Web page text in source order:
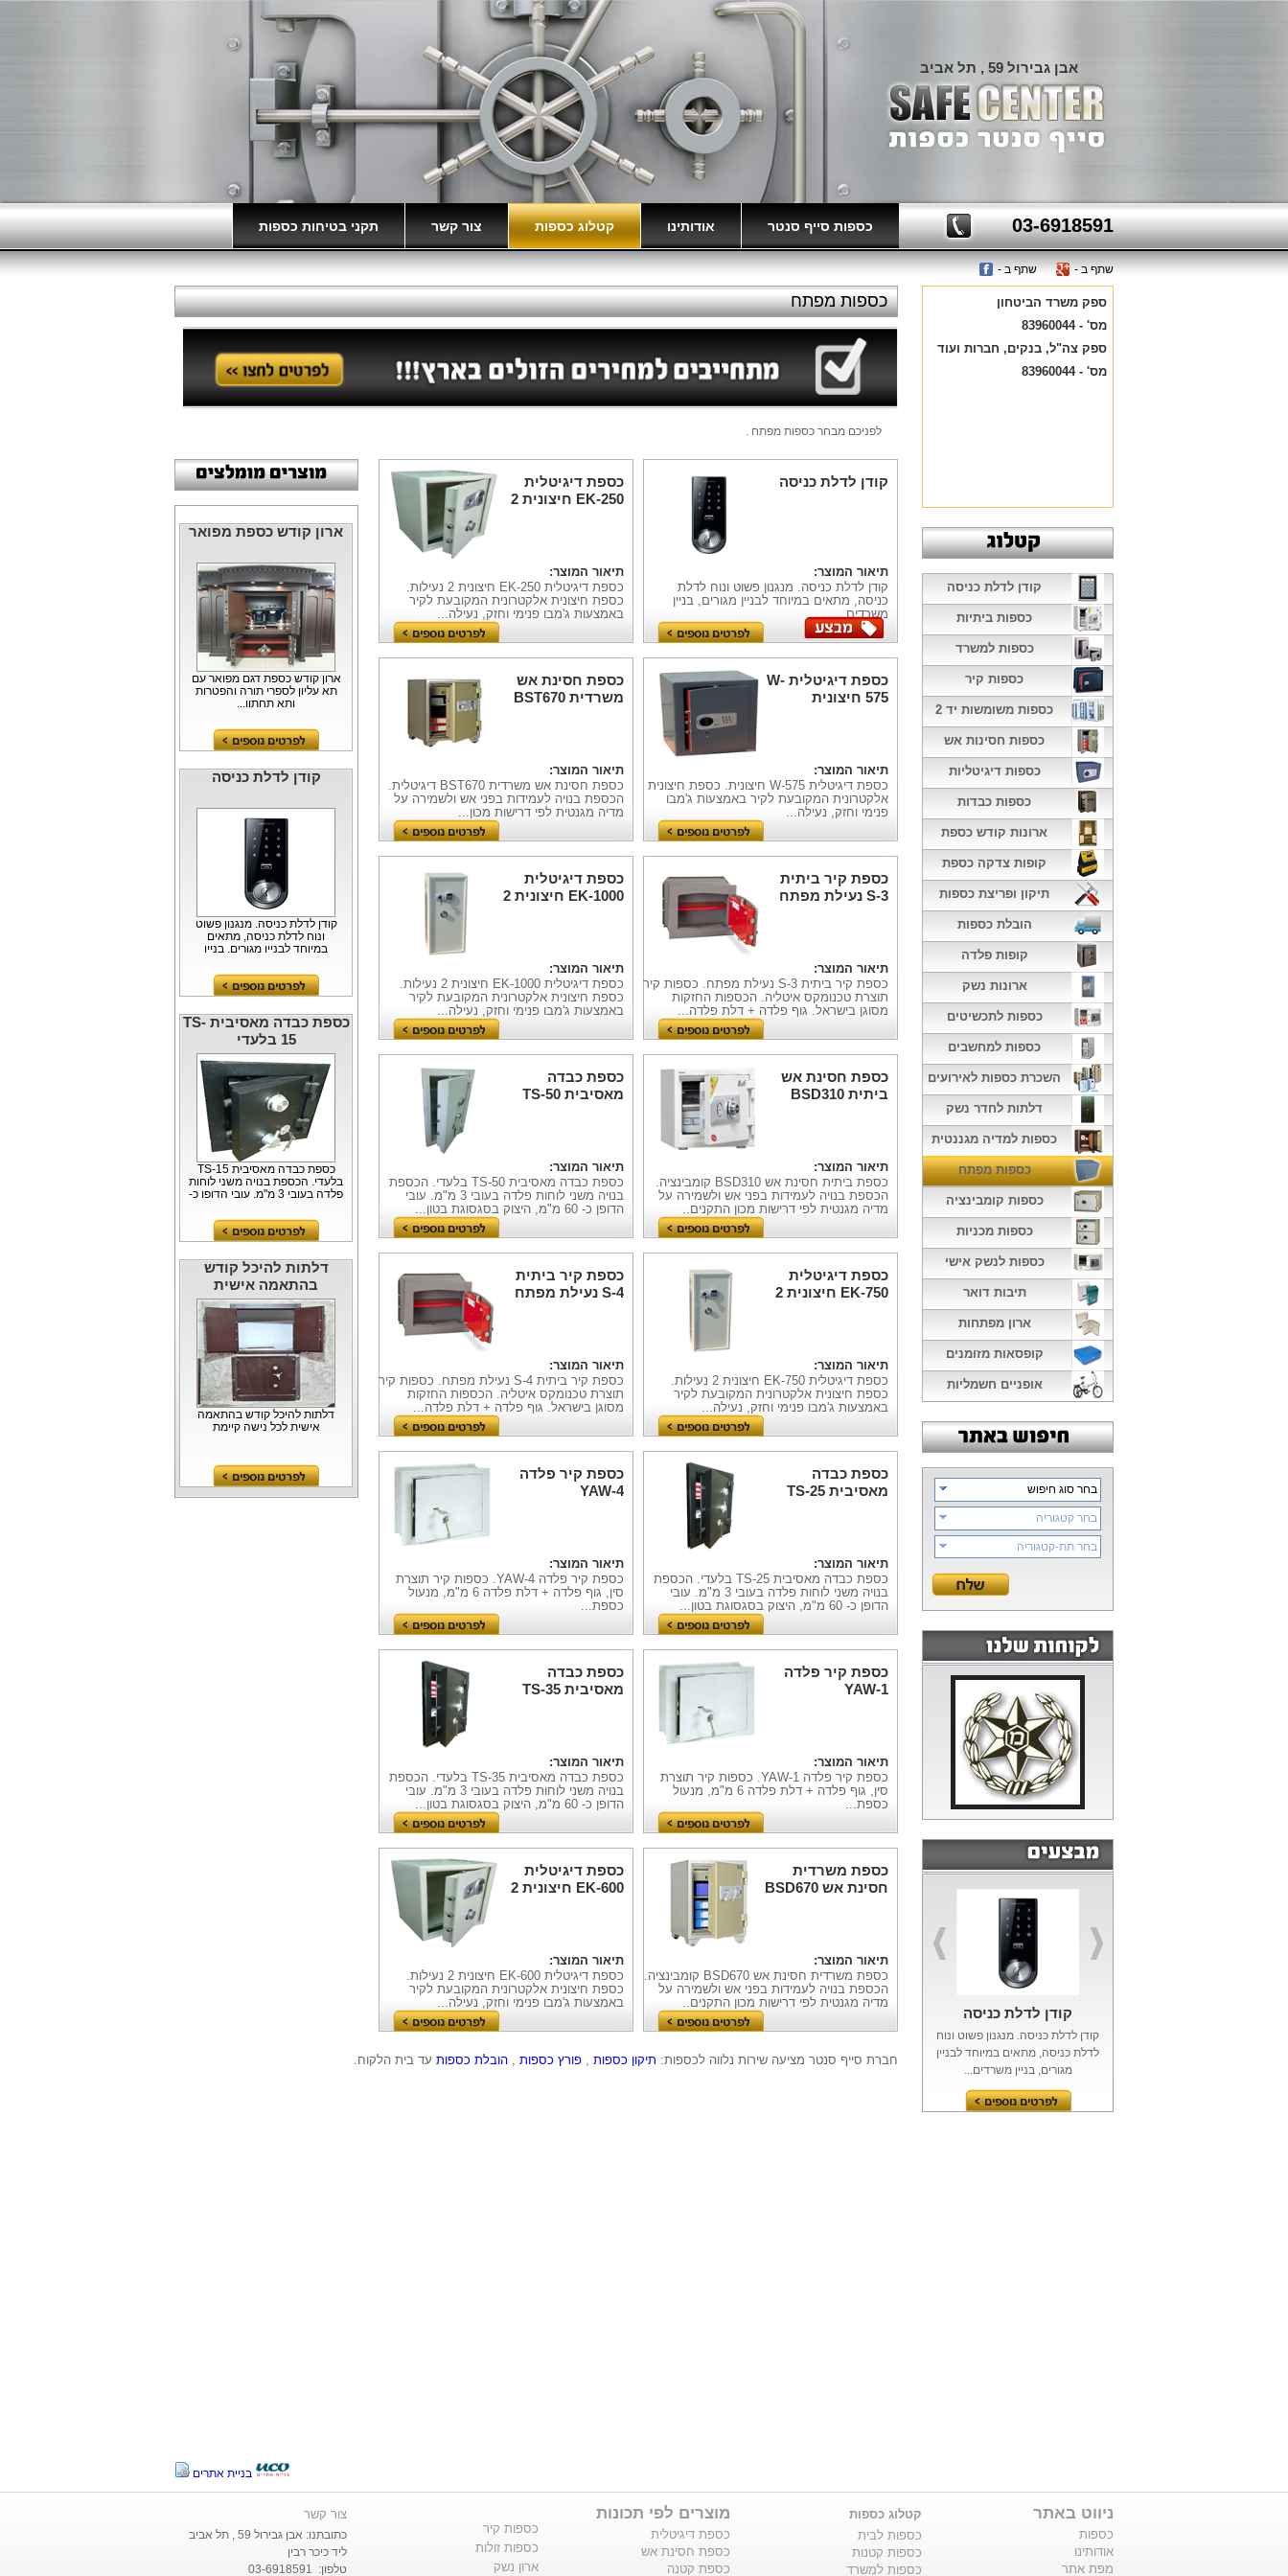
אבן גבירול 59 , תל אביב
03-6918591 כספות סייף סנטר אודותינו קטלוג כספות צור קשר תקני בטיחות כספות
מדריכים איך לבחור כספת? אופניים חשמליות שתף ב - שתף ב -
כספות מפתח
לפניכם מבחר כספות מפתח .
ארון קודש כספת מפואר
ארון קודש כספת דגם מפואר עם
תא עליון לספרי תורה והפטרות
ותא תחתון...
קודן לדלת כניסה
קודן לדלת כניסה. מנגנון פשוט
ונוח לדלת כניסה, מתאים
במיוחד לבניין מגורים, בניין
כספת כבדה מאסיבית TS-
15 בלעדי
כספת כבדה מאסיבית TS-15
בלעדי. הכספת בנויה משני לוחות
פלדה בעובי 3 מ"מ. עובי הדופן כ-
דלתות להיכל קודש
בהתאמה אישית
דלתות להיכל קודש בהתאמה
אישית לכל נישה קיימת
קודן לדלת כניסה
תיאור המוצר:
קודן לדלת כניסה. מנגנון פשוט ונוח לדלת
כניסה, מתאים במיוחד לבניין מגורים, בניין
משרדים...
כספת דיגיטלית
EK-250 חיצונית 2
תיאור המוצר:
כספת דיגיטלית EK-250 חיצונית 2 נעילות.
כספת חיצונית אלקטרונית המקובעת לקיר
באמצעות ג'מבו פנימי וחזק, נעילה...
כספת דיגיטלית W-
575 חיצונית
תיאור המוצר:
כספת דיגיטלית W-575 חיצונית. כספת חיצונית
אלקטרונית המקובעת לקיר באמצעות ג'מבו
פנימי וחזק, נעילה...
כספת חסינת אש
משרדית BST670
תיאור המוצר:
כספת חסינת אש משרדית BST670 דיגיטלית.
הכספת בנויה לעמידות בפני אש ולשמירה על
מדיה מגנטית לפי דרישות מכון...
כספת קיר ביתית
S-3 נעילת מפתח
תיאור המוצר:
כספת קיר ביתית S-3 נעילת מפתח. כספות קיר
תוצרת טכנומקס איטליה. הכספות החזקות
מסוגן בישראל. גוף פלדה + דלת פלדה...
כספת דיגיטלית
EK-1000 חיצונית 2
תיאור המוצר:
כספת דיגיטלית EK-1000 חיצונית 2 נעילות.
כספת חיצונית אלקטרונית המקובעת לקיר
באמצעות ג'מבו פנימי וחזק, נעילה...
כספת חסינת אש
ביתית BSD310
תיאור המוצר:
כספת ביתית חסינת אש BSD310 קומבינציה.
הכספת בנויה לעמידות בפני אש ולשמירה על
מדיה מגנטית לפי דרישות מכון התקנים..
כספת כבדה
מאסיבית TS-50
תיאור המוצר:
כספת כבדה מאסיבית TS-50 בלעדי. הכספת
בנויה משני לוחות פלדה בעובי 3 מ"מ. עובי
הדופן כ- 60 מ"מ, היצוק בסגסוגת בטון...
כספת דיגיטלית
EK-750 חיצונית 2
תיאור המוצר:
כספת דיגיטלית EK-750 חיצונית 2 נעילות.
כספת חיצונית אלקטרונית המקובעת לקיר
באמצעות ג'מבו פנימי וחזק, נעילה...
כספת קיר ביתית
S-4 נעילת מפתח
תיאור המוצר:
כספת קיר ביתית S-4 נעילת מפתח. כספות קיר
תוצרת טכנומקס איטליה. הכספות החזקות
מסוגן בישראל. גוף פלדה + דלת פלדה...
כספת כבדה
מאסיבית TS-25
תיאור המוצר:
כספת כבדה מאסיבית TS-25 בלעדי. הכספת
בנויה משני לוחות פלדה בעובי 3 מ"מ. עובי
הדופן כ- 60 מ"מ, היצוק בסגסוגת בטון...
כספת קיר פלדה
YAW-4
תיאור המוצר:
כספת קיר פלדה YAW-4. כספות קיר תוצרת
סין, גוף פלדה + דלת פלדה 6 מ"מ, מנעול
כספת...
כספת קיר פלדה
YAW-1
תיאור המוצר:
כספת קיר פלדה YAW-1. כספות קיר תוצרת
סין, גוף פלדה + דלת פלדה 6 מ"מ, מנעול
כספת...
כספת כבדה
מאסיבית TS-35
תיאור המוצר:
כספת כבדה מאסיבית TS-35 בלעדי. הכספת
בנויה משני לוחות פלדה בעובי 3 מ"מ. עובי
הדופן כ- 60 מ"מ, היצוק בסגסוגת בטון...
כספת משרדית
חסינת אש BSD670
תיאור המוצר:
כספת משרדית חסינת אש BSD670 קומבינציה.
הכספת בנויה לעמידות בפני אש ולשמירה על
מדיה מגנטית לפי דרישות מכון התקנים..
כספת דיגיטלית
EK-600 חיצונית 2
תיאור המוצר:
כספת דיגיטלית EK-600 חיצונית 2 נעילות.
כספת חיצונית אלקטרונית המקובעת לקיר
באמצעות ג'מבו פנימי וחזק, נעילה...
חברת סייף סנטר מציעה שירות נלווה לכספות: תיקון כספות , פורץ כספות , הובלת כספות עד בית הלקוח.
ספק משרד הביטחון
מס' - 83960044
ספק צה"ל, בנקים, חברות ועוד
מס' - 83960044
קודן לדלת כניסה
כספות ביתיות
כספות למשרד
כספות קיר
כספות משומשות יד 2
כספות חסינות אש
כספות דיגיטליות
כספות כבדות
ארונות קודש כספת
קופות צדקה כספת
תיקון ופריצת כספות
הובלת כספות
קופות פלדה
ארונות נשק
כספות לתכשיטים
כספות למחשבים
השכרת כספות לאירועים
דלתות לחדר נשק
כספות למדיה מגננטית
כספות מפתח
כספות קומבינציה
כספות מכניות
כספות לנשק אישי
תיבות דואר
ארון מפתחות
קופסאות מזומנים
אופניים חשמליות
בחר סוג חיפוש
בחר קטגוריה
בחר תת-קטגוריה
קודן לדלת כניסה
קודן לדלת כניסה. מנגנון פשוט ונוח
לדלת כניסה, מתאים במיוחד לבניין
מגורים, בניין משרדים...
בניית אתרים
ניווט באתר
כספות
אודותינו
מפת אתר
קטלוג כספות
כספות לבית
כספות קטנות
כספות למשרד
מוצרים לפי תכונות
כספת דיגיטלית
כספת חסינת אש
כספת קטנה
כספות קיר
כספות זולות
ארון נשק
צור קשר
כתובתנו: אבן גבירול 59 , תל אביב
ליד כיכר רבין
טלפון: 03-6918591